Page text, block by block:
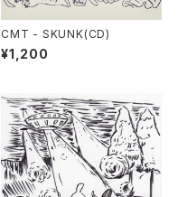
CMT - SKUNK(CD)
¥1,200